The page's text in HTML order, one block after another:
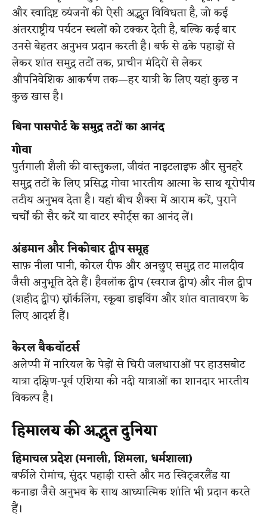
और स्वादिष्ट व्यंजनों की ऐसी अद्भुत विविधता है, जो कई
अंतरराष्ट्रीय पर्यटन स्थलों को टक्कर देती है, बल्कि कई बार
उनसे बेहतर अनुभव प्रदान करती है। बर्फ से ढके पहाड़ों से
लेकर शांत समुद्र तटों तक, प्राचीन मंदिरों से लेकर
औपनिवेशिक आकर्षण तक—हर यात्री के लिए यहां कुछ न
कुछ खास है।
बिना पासपोर्ट के समुद्र तटों का आनंद
गोवा
पुर्तगाली शैली की वास्तुकला, जीवंत नाइटलाइफ और सुनहरे
समुद्र तटों के लिए प्रसिद्ध गोवा भारतीय आत्मा के साथ यूरोपीय
तटीय अनुभव देता है। यहां बीच शैक्स में आराम करें, पुराने
चर्चों की सैर करें या वाटर स्पोर्ट्स का आनंद लें।
अंडमान और निकोबार द्वीप समूह
साफ़ नीला पानी, कोरल रीफ और अनछुए समुद्र तट मालदीव
जैसी अनुभूति देते हैं। हैवलॉक द्वीप (स्वराज द्वीप) और नील द्वीप
(शहीद द्वीप) स्नॉर्कलिंग, स्कूबा डाइविंग और शांत वातावरण के
लिए आदर्श हैं।
केरल बैकवॉटर्स
अलेप्पी में नारियल के पेड़ों से घिरी जलधाराओं पर हाउसबोट
यात्रा दक्षिण-पूर्व एशिया की नदी यात्राओं का शानदार भारतीय
विकल्प है।
हिमालय की अद्भुत दुनिया
हिमाचल प्रदेश (मनाली, शिमला, धर्मशाला)
बर्फीले रोमांच, सुंदर पहाड़ी रास्ते और मठ स्विट्जरलैंड या
कनाडा जैसे अनुभव के साथ आध्यात्मिक शांति भी प्रदान करते
हैं।